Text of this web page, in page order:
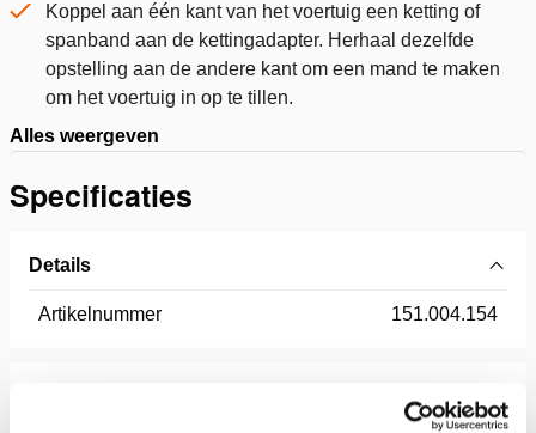
Koppel aan één kant van het voertuig een ketting of
spanband aan de kettingadapter. Herhaal dezelfde
opstelling aan de andere kant om een mand te maken
om het voertuig in op te tillen.
Alles weergeven
Specificaties
Details
Artikelnummer 151.004.154